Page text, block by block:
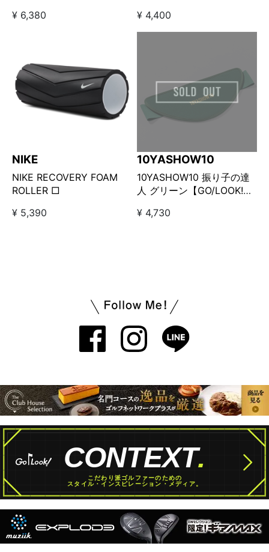
¥ 6,380
¥ 4,400
NIKE
NIKE RECOVERY FOAM
ROLLER □
¥ 5,390
10YASHOW10
10YASHOW10 振り子の達
人 グリーン【GO/LOOK!限
¥ 4,730